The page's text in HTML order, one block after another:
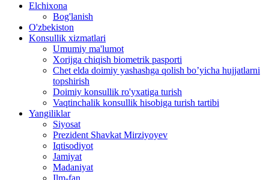
Elchixona
Bog'lanish
O'zbekiston
Konsullik xizmatlari
Umumiy ma'lumot
Xorijga chiqish biometrik pasporti
Chet elda doimiy yashashga qolish bo’yicha hujjatlarni
topshirish
Doimiy konsullik ro'yxatiga turish
Vaqtinchalik konsullik hisobiga turish tartibi
Yangiliklar
Siyosat
Prezident Shavkat Mirziyoyev
Iqtisodiyot
Jamiyat
Madaniyat
Ilm-fan